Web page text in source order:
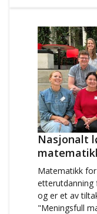
Nasjonalt
Matematikk
og er et av
"Meningsfull